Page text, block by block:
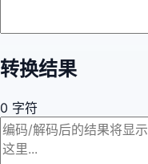
转换结果
0 字符